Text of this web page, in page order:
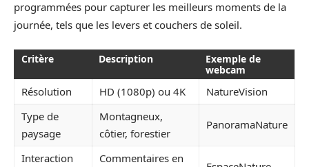
programmées pour capturer les meilleurs moments de la
journée, tels que les levers et couchers de soleil.
Critère Description
Exemple de
webcam
Résolution HD (1080p) ou 4K
NatureVision
Type de
paysage
Montagneux,
côtier, forestier
PanoramaNature
Interaction
Commentaires en